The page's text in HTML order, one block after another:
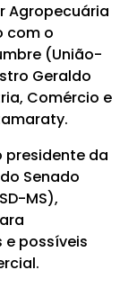
Agropecuária
com o
(União-
Geraldo
Comércio e
presidente da
Senado
MS),
possíveis